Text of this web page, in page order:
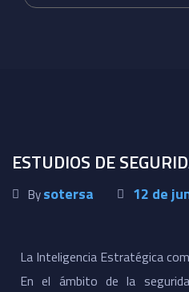
ESTUDIOS DE
Bysotersa 12 de
La Inteligencia Estratégica
​En el ámbito de la